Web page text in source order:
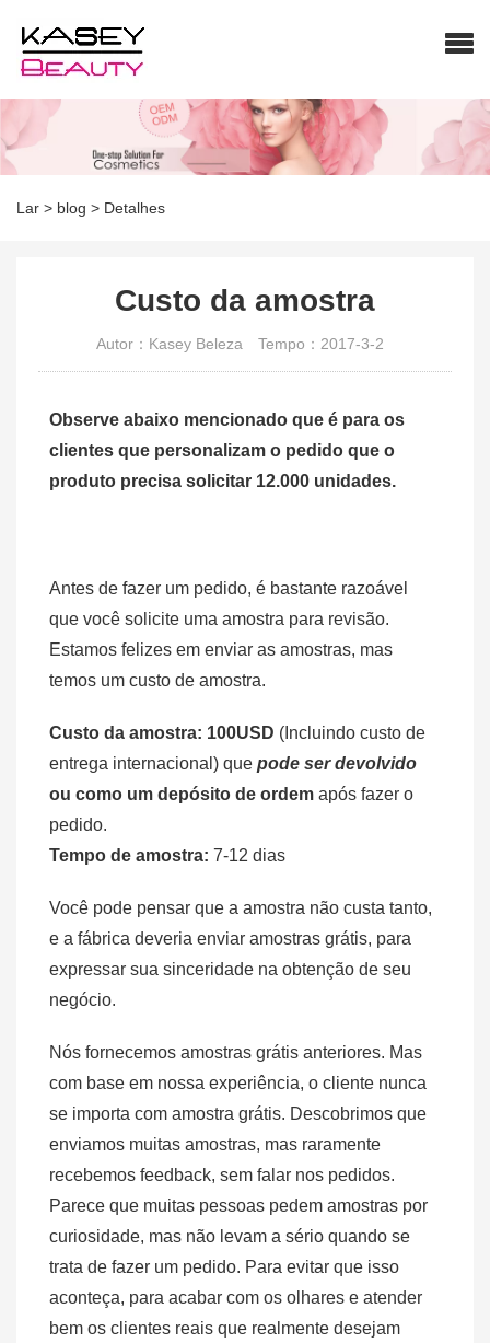
Lar > blog > Detalhes
Custo da amostra
Autor：Kasey Beleza Tempo：2017-3-2
Observe abaixo mencionado que é para os
clientes que personalizam o pedido que o
produto precisa solicitar 12.000 unidades.
Antes de fazer um pedido, é bastante razoável
que você solicite uma amostra para revisão.
Estamos felizes em enviar as amostras, mas
temos um custo de amostra.
Custo da amostra: 100USD (Incluindo custo de
entrega internacional) que pode ser devolvido
ou como um depósito de ordem após fazer o
pedido.
Tempo de amostra: 7-12 dias
Você pode pensar que a amostra não custa tanto,
e a fábrica deveria enviar amostras grátis, para
expressar sua sinceridade na obtenção de seu
negócio.
Nós fornecemos amostras grátis anteriores. Mas
com base em nossa experiência, o cliente nunca
se importa com amostra grátis. Descobrimos que
enviamos muitas amostras, mas raramente
recebemos feedback, sem falar nos pedidos.
Parece que muitas pessoas pedem amostras por
curiosidade, mas não levam a sério quando se
trata de fazer um pedido. Para evitar que isso
aconteça, para acabar com os olhares e atender
bem os clientes reais que realmente desejam